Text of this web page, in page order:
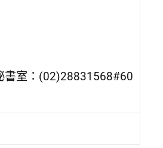
書室：(02)28831568#60